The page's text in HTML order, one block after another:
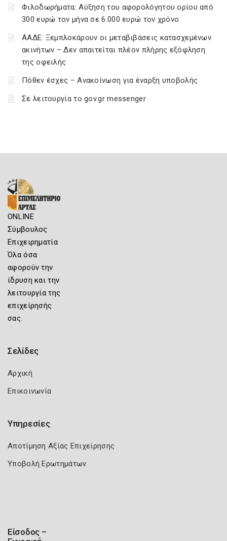
Φιλοδωρήματα: Αύξηση του αφορολόγητου ορίου από
300 ευρώ τον μήνα σε 6.000 ευρώ τον χρόνο
ΑΑΔΕ: Ξεμπλοκάρουν οι μεταβιβάσεις κατασχεμένων
ακινήτων – Δεν απαιτείται πλέον πλήρης εξόφληση
της οφειλής
Πόθεν έσχες – Ανακοίνωση για έναρξη υποβολής
Σε λειτουργία το gov.gr messenger
ONLINE
Σύμβουλος
Επιχειρηματία
Όλα όσα
αφορούν την
ίδρυση και την
λειτουργία της
επιχείρησής
σας.
Σελίδες
Αρχική
Επικοινωνία
Υπηρεσίες
Αποτίμηση Αξίας Επιχείρησης
Υποβολή Ερωτημάτων
Είσοδος –